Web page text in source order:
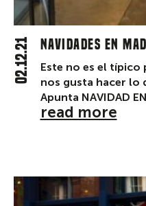
NAVIDADES EN
02.12.21
Este no es el típico
nos gusta hacer lo
Apunta NAVIDAD
read more